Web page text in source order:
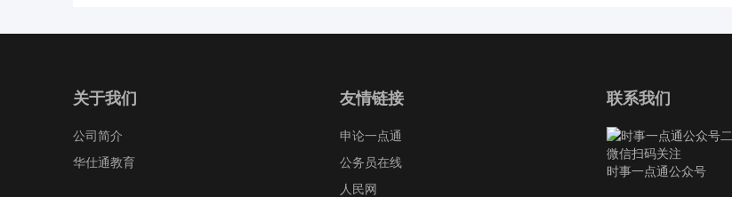
关于我们
公司简介
华仕通教育
友情链接
申论一点通
公务员在线
人民网
联系我们
微信扫码关注
时事一点通公众号